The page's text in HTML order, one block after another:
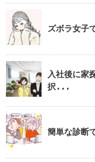
ズボラ女子
入社後に家
択...
簡単な診断